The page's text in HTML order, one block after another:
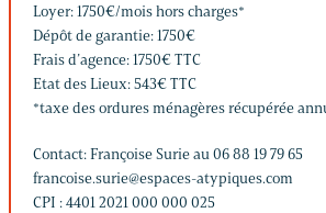
Loyer: 1750€/mois hors charges*
Dépôt de garantie: 1750€
Frais d’agence: 1750€ TTC
Etat des Lieux: 543€ TTC
*taxe des ordures ménagères récupérée
Contact: Françoise Surie au 06 88 19 79 65
francoise.surie@espaces-atypiques.com
CPI : 4401 2021 000 000 025